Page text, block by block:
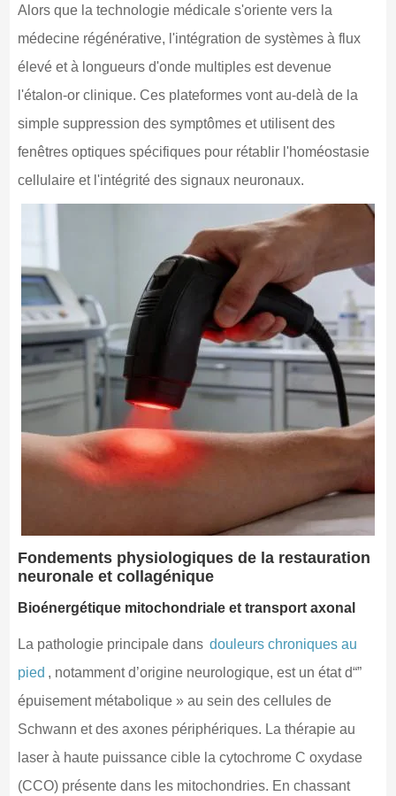
Alors que la technologie médicale s'oriente vers la
médecine régénérative, l'intégration de systèmes à flux
élevé et à longueurs d'onde multiples est devenue
l'étalon-or clinique. Ces plateformes vont au-delà de la
simple suppression des symptômes et utilisent des
fenêtres optiques spécifiques pour rétablir l'homéostasie
cellulaire et l'intégrité des signaux neuronaux.
Fondements physiologiques de la restauration
neuronale et collagénique
Bioénergétique mitochondriale et transport axonal
La pathologie principale dans douleurs chroniques au
pied , notamment d’origine neurologique, est un état d“”
épuisement métabolique » au sein des cellules de
Schwann et des axones périphériques. La thérapie au
laser à haute puissance cible la cytochrome C oxydase
(CCO) présente dans les mitochondries. En chassant